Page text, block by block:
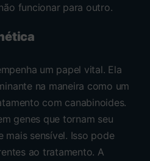
funcionar para outro.
um papel vital. Ela
na maneira como um
com canabinoides.
genes que tornam seu
mais sensível. Isso pode
ao tratamento. A